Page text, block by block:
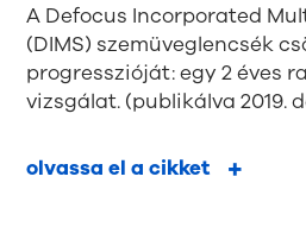
A Defocus Incorporated
(DIMS) szemüveglencsék
progresszióját: egy 2 éves
vizsgálat. (publikálva 2019.
olvassa el a cikket